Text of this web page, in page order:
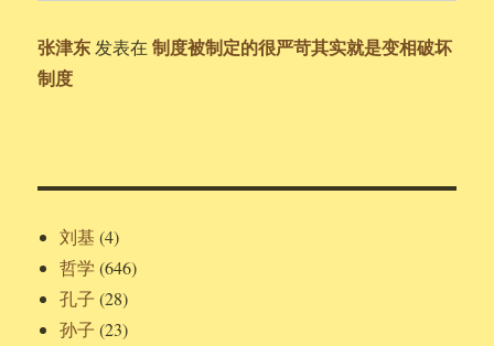
张津东 发表在制度被制定的很严苛其实就是变相破坏
制度
刘基 (4)
哲学 (646)
孔子 (28)
孙子 (23)